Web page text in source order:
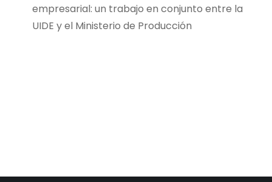
empresarial: un trabajo en conjunto entre la
UIDE y el Ministerio de Producción